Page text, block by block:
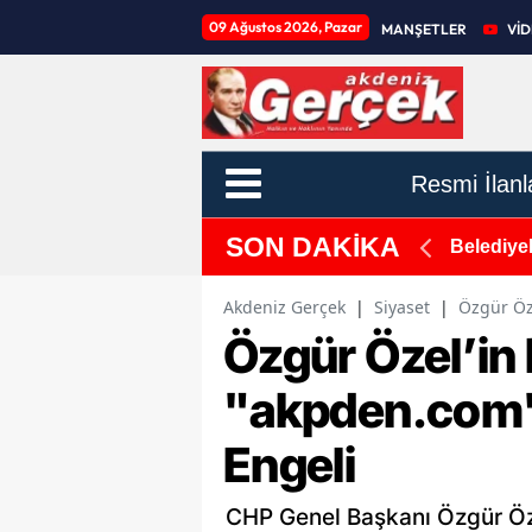
09 Ağustos 2026, Pazar MANŞETLER
Resmi
SON DAKİKA
Yangın Kontrol Altına Alındı
Akdeniz Gerçek | Siyaset | Özgür
Özgür
Engeli
CHP Genel Başkanı Özgür